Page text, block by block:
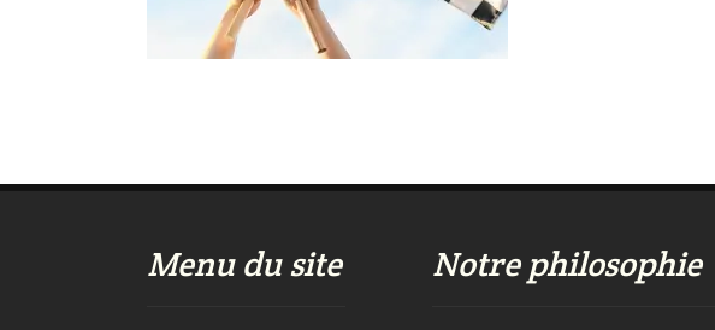
Menu du site Notre philosophie